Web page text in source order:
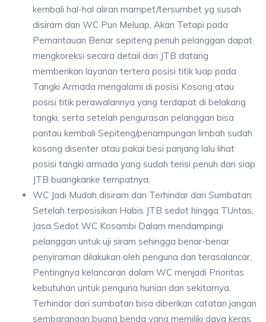
kembali hal-hal aliran mampet/tersumbet yg susah
disiram dan WC Pun Meluap, Akan Tetapi pada
Pemantauan Benar sepiteng penuh pelanggan dapat
mengkoreksi secara detail dari JTB datang
memberikan layanan tertera posisi titik luap pada
Tangki Armada mengalami di posisi Kosong atau
posisi titik perawalannya yang terdapat di belakang
tangki, serta setelah pengurasan pelanggan bisa
pantau kembali Sepiteng/penampungan limbah sudah
kosong disenter atau pakai besi panjang lalu lihat
posisi tangki armada yang sudah terisi penuh dan siap
JTB buangkanke tempatnya.
WC Jadi Mudah disiram dan Terhindar dari Sumbatan.
Setelah terposisikan Habis JTB sedot hingga TUntas,
Jasa Sedot WC Kosambi Dalam mendampingi
pelanggan untuk uji siram sehingga benar-benar
penyiraman dilakukan oleh penguna dan terasalancar,
Pentingnya kelancaran dalam WC menjadi Prioritas
kebutuhan untuk penguna hunian dan sekitarnya,
Terhindar dari sumbatan bisa diberikan catatan jangan
sembarangan buang benda yang memiliki daya keras